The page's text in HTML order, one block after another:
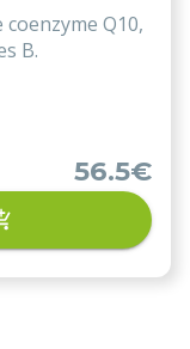
Q10,
B.
56.5€